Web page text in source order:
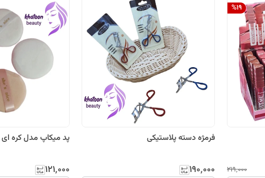
%19
۲۱۹٬۰۰۰
فرمژه دسته پلاستیکی
۱۹۰٬۰۰۰
پد میکاپ مدل کره ای
۱۲۱٬۰۰۰